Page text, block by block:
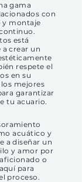
gama
con
y montaje
está
crear un
respete el
en su
mejores
garantizar
tu acuario.
acuático y
a diseñar un
y amor por
o
para
proceso.